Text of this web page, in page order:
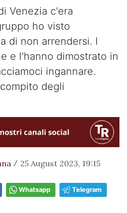
Venezia c'era
ho visto
di non arrendersi. I
e l'hanno dimostrato in
ingannare.
degli
/ 25 August 2023, 19:15
Whatsapp Telegram